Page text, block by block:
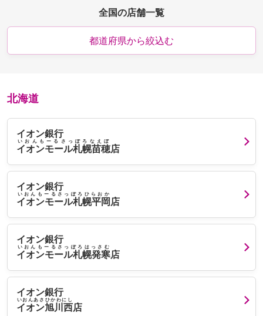
全国の店舗一覧
都道府県から絞込む
北海道
イオン銀行
イオンモール札幌苗穂
いおんもーるさっぽろなえぼ
店
イオン銀行
イオンモール札幌平岡
いおんもーるさっぽろひらおか
店
イオン銀行
イオンモール札幌発寒
いおんもーるさっぽろはっさむ
店
イオン銀行
イオン旭川西
いおんあさひかわにし
店